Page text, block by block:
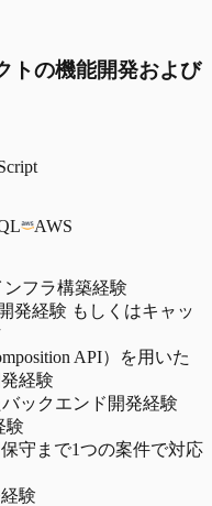
トの機能開発および
AWS
フラ構築経験
発経験 もしくはキャッ
API）を用いた
経験
ックエンド開発経験
験
守まで1つの案件で対応
験